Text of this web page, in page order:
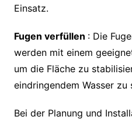
Einsatz.
Fugen verfüllen : Die
werden mit einem
um die Fläche zu
eindringendem Wasser zu
Bei der Planung und